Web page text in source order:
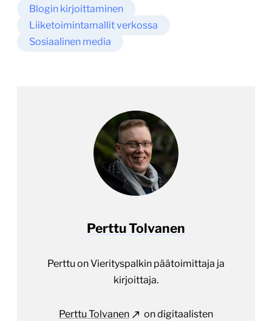
Blogin kirjoittaminen
Liiketoimintamallit verkossa
Sosiaalinen media
Perttu Tolvanen
Perttu on Vierityspalkin päätoimittaja ja
kirjoittaja.
Perttu Tolvanen
on digitaalisten